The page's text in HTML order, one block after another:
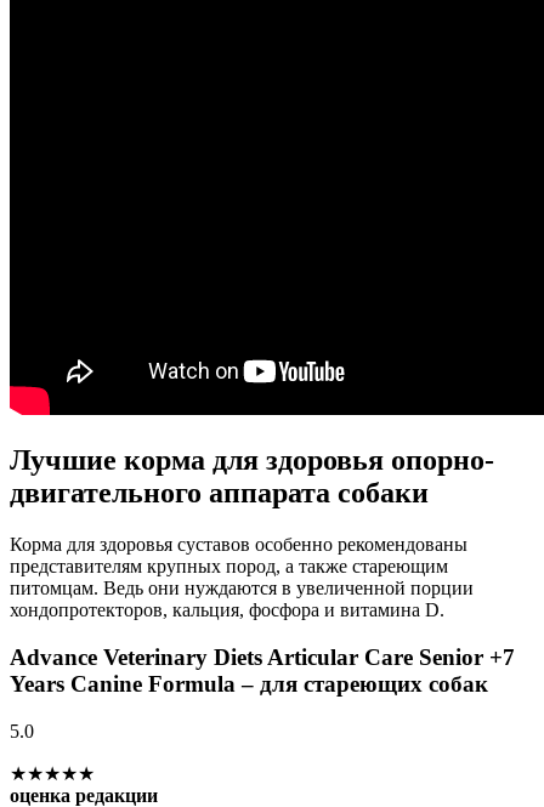
Лучшие корма для здоровья опорно-
двигательного аппарата собаки
Корма для здоровья суставов особенно рекомендованы
представителям крупных пород, а также стареющим
питомцам. Ведь они нуждаются в увеличенной порции
хондопротекторов, кальция, фосфора и витамина D.
Advance Veterinary Diets Articular Care Senior +7
Years Canine Formula – для стареющих собак
5.0
★★★★★
оценка редакции